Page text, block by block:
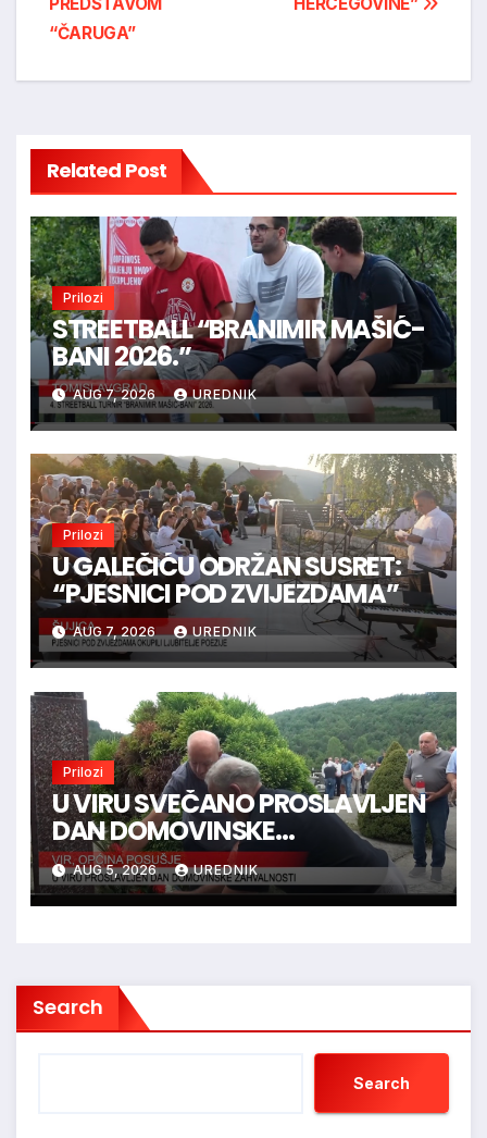
“ČARUGA”
Related Post
Prilozi
STREETBALL “BRANIMIR MAŠIĆ-
BANI 2026.”
AUG 7, 2026 UREDNIK
Prilozi
U GALEČIĆU ODRŽAN SUSRET:
“PJESNICI POD ZVIJEZDAMA”
AUG 7, 2026 UREDNIK
Prilozi
U VIRU SVEČANO PROSLAVLJEN
DAN DOMOVINSKE
ZAHVALNOSTI
AUG 5, 2026 UREDNIK
Search
Search